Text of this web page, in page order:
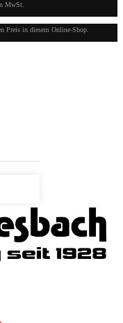
MwSt.
Preis in diesem Online-Shop.